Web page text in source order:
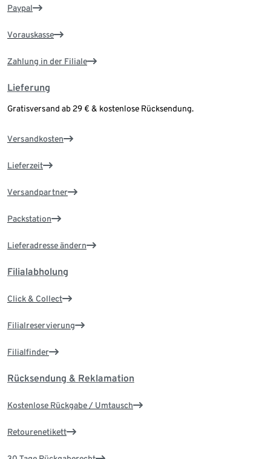
Paypal
Vorauskasse
Zahlung in der Filiale
Lieferung
Gratisversand ab 29 € & kostenlose Rücksendung.
Versandkosten
Lieferzeit
Versandpartner
Packstation
Lieferadresse ändern
Filialabholung
Click & Collect
Filialreservierung
Filialfinder
Rücksendung & Reklamation
Kostenlose Rückgabe / Umtausch
Retourenetikett